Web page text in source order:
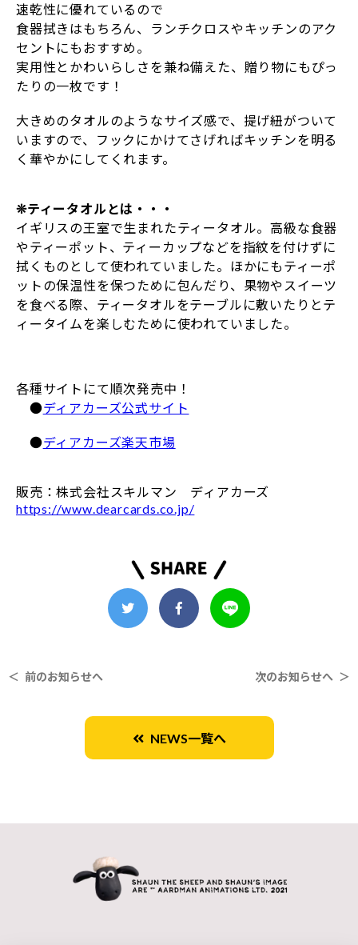
速乾性に優れているので
食器拭きはもちろん、ランチクロスやキッチンのアク
セントにもおすすめ。
実用性とかわいらしさを兼ね備えた、贈り物にもぴっ
たりの一枚です！
大きめのタオルのようなサイズ感で、提げ紐がついて
いますので、フックにかけてさげればキッチンを明る
く華やかにしてくれます。
❊ティータオルとは・・・
イギリスの王室で生まれたティータオル。高級な食器
やティーポット、ティーカップなどを指紋を付けずに
拭くものとして使われていました。ほかにもティーポ
ットの保温性を保つために包んだり、果物やスイーツ
を食べる際、ティータオルをテーブルに敷いたりとテ
ィータイムを楽しむために使われていました。
各種サイトにて順次発売中！
●ディアカーズ公式サイト
●ディアカーズ楽天市場
販売：株式会社スキルマン ディアカーズ
https://www.dearcards.co.jp/
＜ 前のお知らせへ 次のお知らせへ ＞
NEWS一覧へ